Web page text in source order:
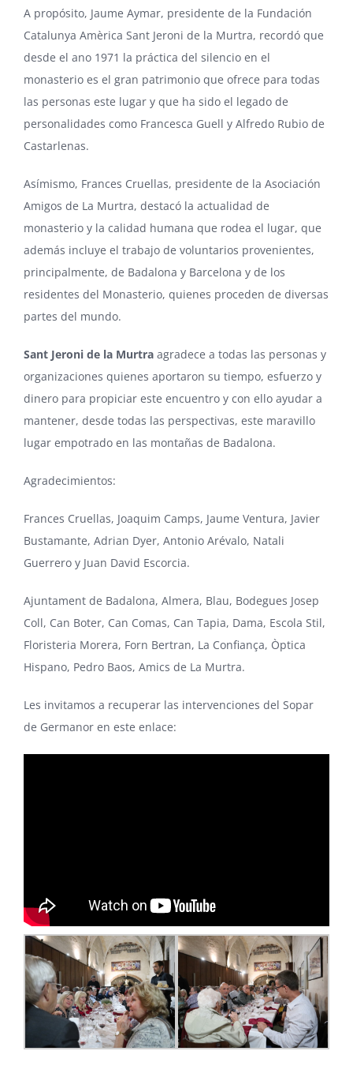
A propósito, Jaume Aymar, presidente de la Fundación
Catalunya Amèrica Sant Jeroni de la Murtra, recordó que
desde el ano 1971 la práctica del silencio en el
monasterio es el gran patrimonio que ofrece para todas
las personas este lugar y que ha sido el legado de
personalidades como Francesca Guell y Alfredo Rubio de
Castarlenas.
Asímismo, Frances Cruellas, presidente de la Asociación
Amigos de La Murtra, destacó la actualidad de
monasterio y la calidad humana que rodea el lugar, que
además incluye el trabajo de voluntarios provenientes,
principalmente, de Badalona y Barcelona y de los
residentes del Monasterio, quienes proceden de diversas
partes del mundo.
Sant Jeroni de la Murtra agradece a todas las personas y
organizaciones quienes aportaron su tiempo, esfuerzo y
dinero para propiciar este encuentro y con ello ayudar a
mantener, desde todas las perspectivas, este maravillo
lugar empotrado en las montañas de Badalona.
Agradecimientos:
Frances Cruellas, Joaquim Camps, Jaume Ventura, Javier
Bustamante, Adrian Dyer, Antonio Arévalo, Natali
Guerrero y Juan David Escorcia.
Ajuntament de Badalona, Almera, Blau, Bodegues Josep
Coll, Can Boter, Can Comas, Can Tapia, Dama, Escola Stil,
Floristeria Morera, Forn Bertran, La Confiança, Òptica
Hispano, Pedro Baos, Amics de La Murtra.
Les invitamos a recuperar las intervenciones del Sopar
de Germanor en este enlace: